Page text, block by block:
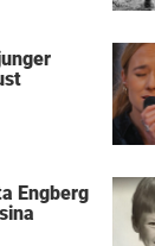
Engberg